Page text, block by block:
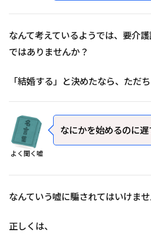
なんて考えているようでは、要介
ではありませんか？
「結婚する」と決めたなら、ただ
よく聞く嘘
なにかを始めるのに
なんていう嘘に騙されてはいけませ
正しくは、